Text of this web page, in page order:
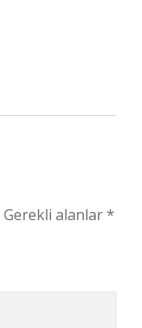
Gerekli alanlar*